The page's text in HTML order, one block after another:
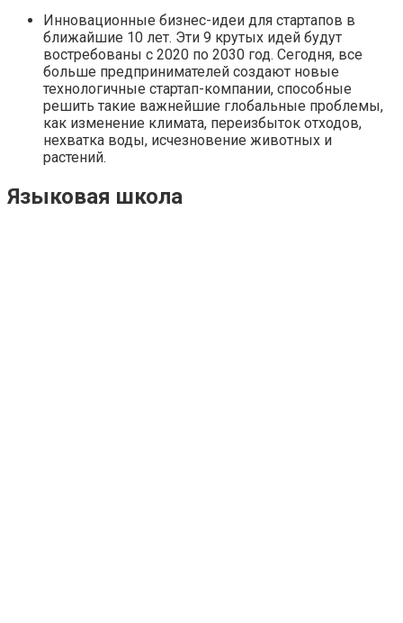
Инновационные бизнес-идеи для стартапов в
ближайшие 10 лет. Эти 9 крутых идей будут
востребованы с 2020 по 2030 год. Сегодня, все
больше предпринимателей создают новые
технологичные стартап-компании, способные
решить такие важнейшие глобальные проблемы,
как изменение климата, переизбыток отходов,
нехватка воды, исчезновение животных и
растений.
Языковая школа